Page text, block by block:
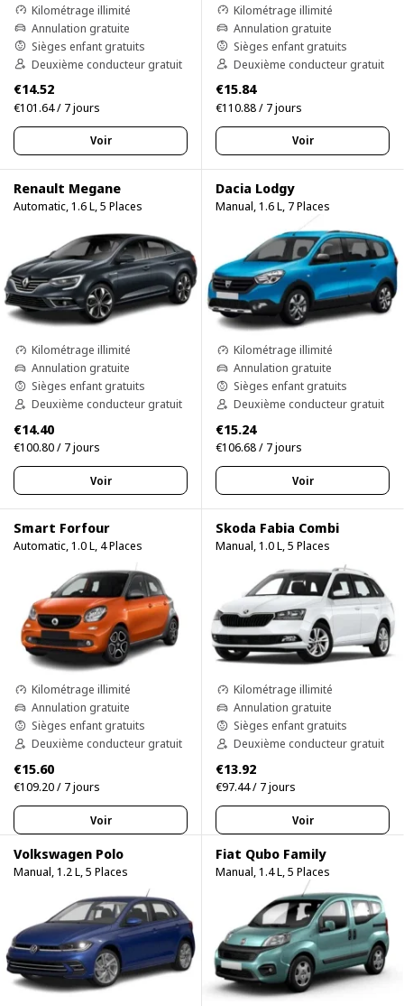
Kilométrage illimité
Annulation gratuite
Sièges enfant gratuits
Deuxième conducteur gratuit
€14.52
€101.64 / 7 jours
Voir
Kilométrage illimité
Annulation gratuite
Sièges enfant gratuits
Deuxième conducteur gratuit
€15.84
€110.88 / 7 jours
Voir
Renault Megane
Automatic, 1.6 L, 5 Places
Kilométrage illimité
Annulation gratuite
Sièges enfant gratuits
Deuxième conducteur gratuit
€14.40
€100.80 / 7 jours
Voir
Dacia Lodgy
Manual, 1.6 L, 7 Places
Kilométrage illimité
Annulation gratuite
Sièges enfant gratuits
Deuxième conducteur gratuit
€15.24
€106.68 / 7 jours
Voir
Smart Forfour
Automatic, 1.0 L, 4 Places
Kilométrage illimité
Annulation gratuite
Sièges enfant gratuits
Deuxième conducteur gratuit
€15.60
€109.20 / 7 jours
Voir
Skoda Fabia Combi
Manual, 1.0 L, 5 Places
Kilométrage illimité
Annulation gratuite
Sièges enfant gratuits
Deuxième conducteur gratuit
€13.92
€97.44 / 7 jours
Voir
Volkswagen Polo
Manual, 1.2 L, 5 Places
Fiat Qubo Family
Manual, 1.4 L, 5 Places